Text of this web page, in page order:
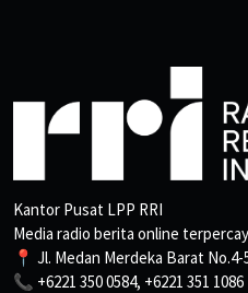
Kantor Pusat LPP RRI
Media radio berita online
📍 Jl. Medan Merdeka Barat
📞 +6221 350 0584, +6221 351 1086